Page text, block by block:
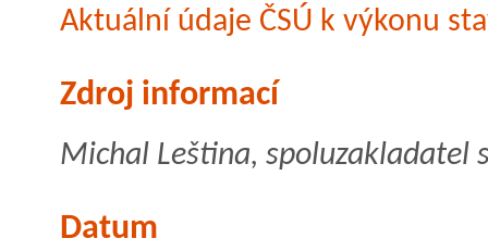
Aktuální údaje ČSÚ k výkonu
Zdroj informací
Michal Leština, spoluzakladatel
Datum